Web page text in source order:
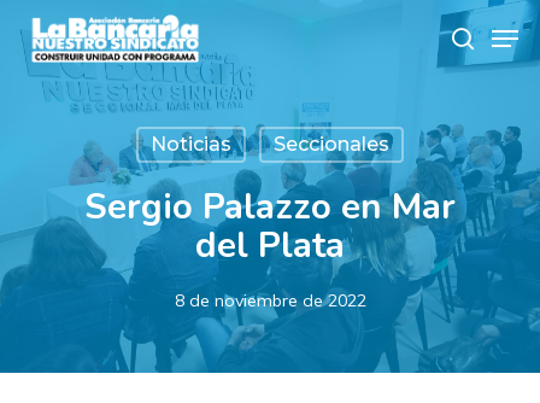
main
content
search
Noticias Seccionales
Sergio Palazzo en Mar
del Plata
8 de noviembre de 2022